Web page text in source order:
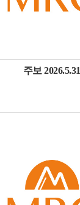
주보 2026.5.31